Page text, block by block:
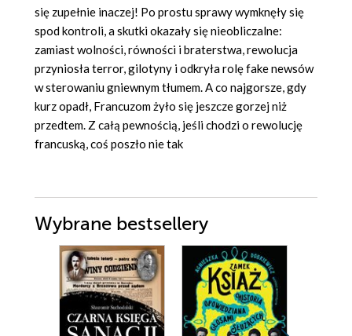
się zupełnie inaczej! Po prostu sprawy wymknęły się
spod kontroli, a skutki okazały się nieobliczalne:
zamiast wolności, równości i braterstwa, rewolucja
przyniosła terror, gilotyny i odkryła rolę fake newsów
w sterowaniu gniewnym tłumem. A co najgorsze, gdy
kurz opadł, Francuzom żyło się jeszcze gorzej niż
przedtem. Z całą pewnością, jeśli chodzi o rewolucję
francuską, coś poszło nie tak
Wybrane bestsellery